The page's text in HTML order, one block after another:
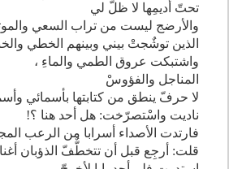
تحتّ أديمِها لا ظلٌّ لي
والأرضج ليست من تراب السعي
الذين توشٌجتْ بيني وبينهم الخطي
واشتبكت عروق الطمي والماءِ ،
المناجل والفؤوسْ
لا حرفّ ينطق من كتابتها بأسمائي
ناديت واسْتصرّخت: هل أحد هنا ؟!
فارتدت الأصداء أسرابا من الرعب
قلت: أرجِع قبل أن تتخطٌّفّ الذؤبان